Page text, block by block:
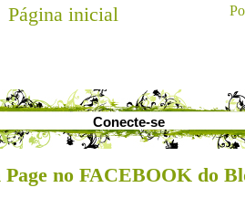
Página inicial
Conecte-se
Page no FACEBOOK do